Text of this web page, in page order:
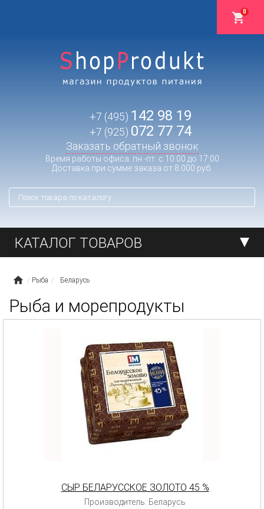
0
+7 (495) 142 98 19
+7 (925) 072 77 74
Заказать обратный звонок
Время работы офиса: пн.-пт. с 10:00 до 17:00
Доставка при сумме заказа от 8 000 руб.
КАТАЛОГ ТОВАРОВ
Рыба Беларусь
Рыба и морепродукты
СЫР БЕЛАРУССКОЕ ЗОЛОТО 45 %
Производитель: Беларусь